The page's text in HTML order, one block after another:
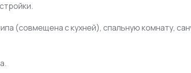
(совмещена с кухней), спальную комнату,